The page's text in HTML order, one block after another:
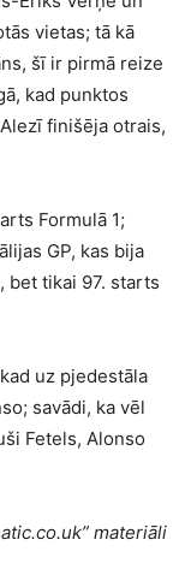
vietas; tā kā
šī ir pirmā reize
kad punktos
finišēja otrais,
Formulā 1;
GP, kas bija
bet tikai 97. starts
uz pjedestāla
savādi, ka vēl
Fetels, Alonso
materiāli